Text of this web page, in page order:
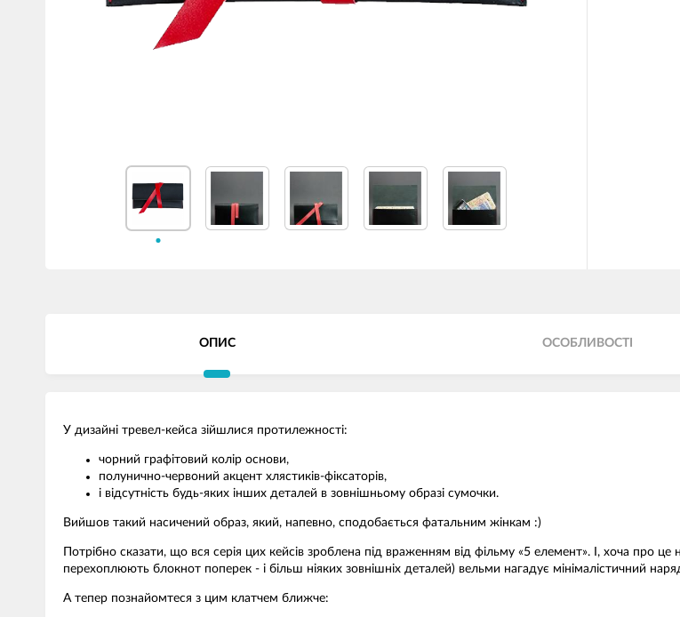
ОПИС ОСОБЛИВОСТІ
У дизайні тревел-кейса зійшлися протилежності:
чорний графітовий колір основи,
полунично-червоний акцент хлястиків-фіксаторів,
і відсутність будь-яких інших деталей в зовнішньому образі сумочки.
Вийшов такий насичений образ, який, напевно, сподобається фатальним жінкам :)
Потрібно сказати, що вся серія цих кейсів зроблена під враженням від фільму «5 елемент». І, хоча про
перехоплюють блокнот поперек - і більш ніяких зовнішніх деталей) вельми нагадує мінімалістичний
А тепер познайомтеся з цим клатчем ближче: